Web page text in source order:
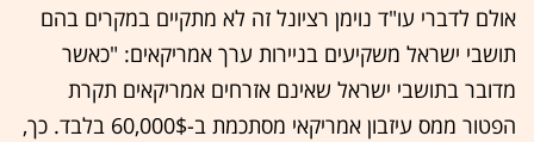
אולם לדברי עו"ד נוימן רציונל זה לא מתקיים במקרים בהם
תושבי ישראל משקיעים בניירות ערך אמריקאים: "כאשר
מדובר בתושבי ישראל שאינם אזרחים אמריקאים תקרת
הפטור ממס עיזבון אמריקאי מסתכמת ב-60,000$ בלבד. כך,